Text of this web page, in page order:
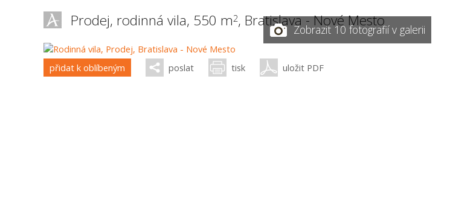
Prodej, rodinná vila, 550 m2, Bratislava - Nové Mesto
Zobrazit 10 fotografií v galerii
přidat k oblíbeným poslat tisk uložit PDF